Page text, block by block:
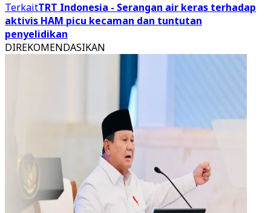
TerkaitTRT Indonesia - Serangan air keras terhadap
aktivis HAM picu kecaman dan tuntutan
penyelidikan
DIREKOMENDASIKAN